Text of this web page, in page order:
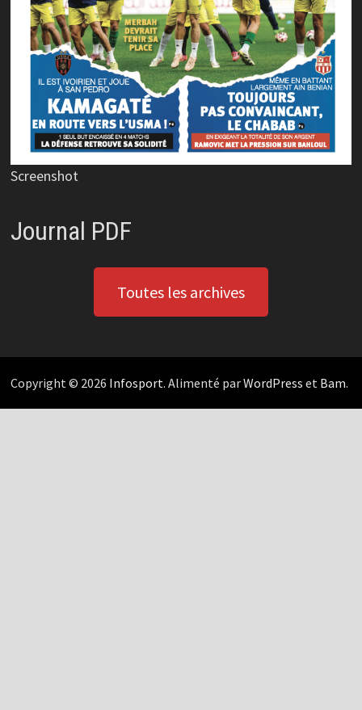
Screenshot
Journal PDF
Toutes les archives
Copyright © 2026 Infosport. Alimenté parWordPress et Bam.